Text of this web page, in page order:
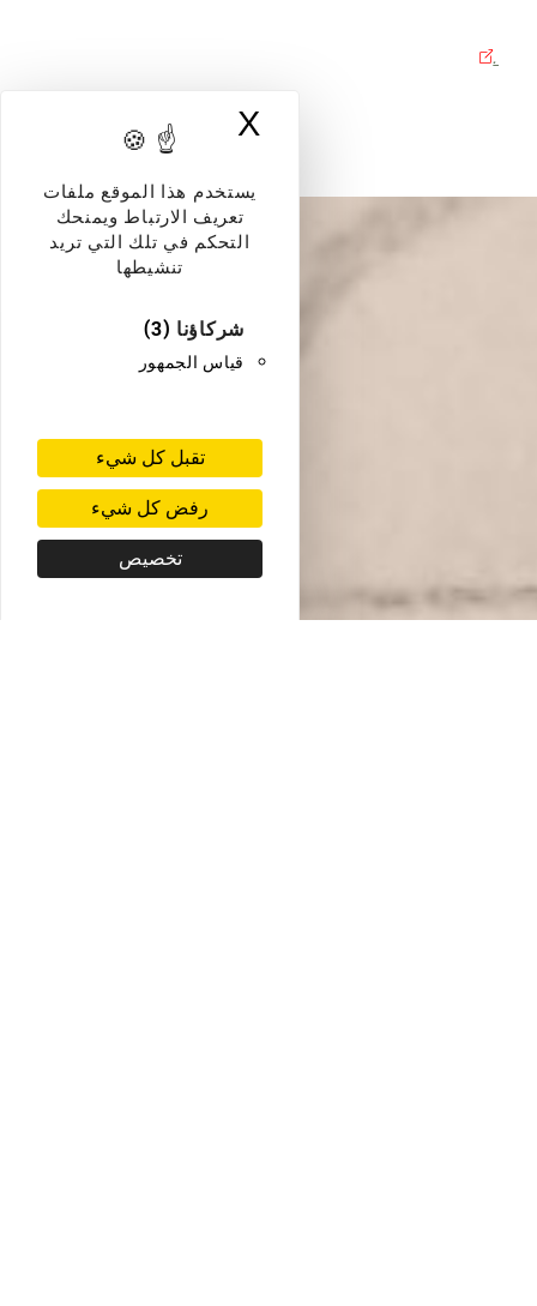
يستخدم هذا الموقع ملفات
تعريف الارتباط ويمنحك
التحكم في تلك التي تريد
تنشيطها
شركاؤنا (3)
قياس الجمهور
تقبل كل شيء
رفض كل شيء
تخصيص
Xإخفاء لافتة